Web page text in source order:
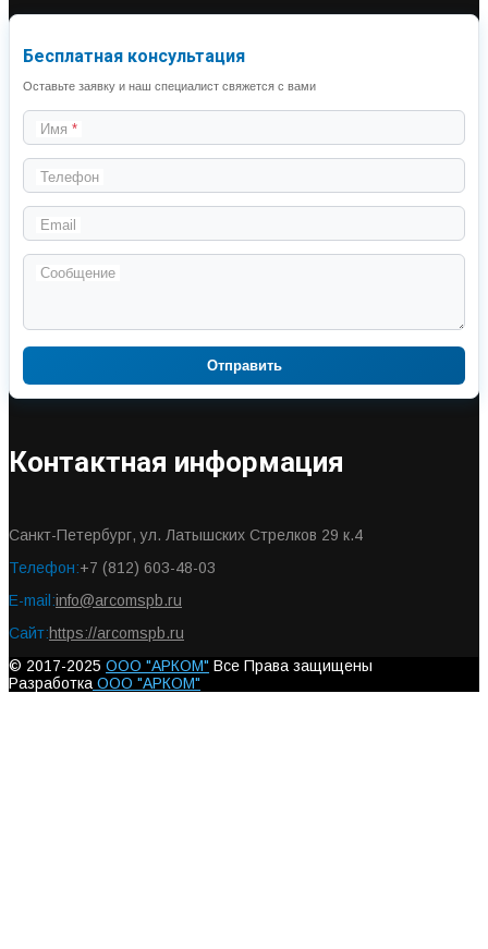
Бесплатная консультация
Оставьте заявку и наш специалист свяжется с вами
Имя
Телефон
Email
Сообщение
Отправить
Контактная информация
Санкт-Петербург, ул. Латышских Стрелков 29 к.4
Телефон:+7 (812) 603-48-03
E-mail:info@arcomspb.ru
Сайт:https://arcomspb.ru
© 2017-2025 ООО "АРКОМ" Все Права защищены
Разработка ООО "АРКОМ"